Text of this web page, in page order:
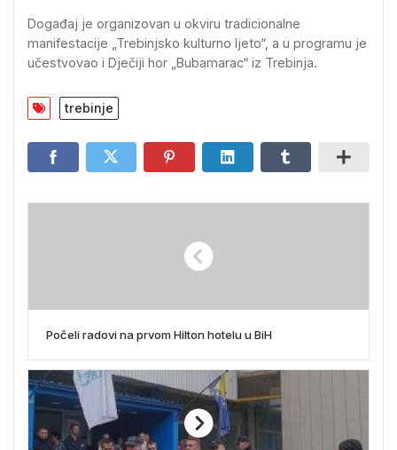
Događaj je organizovan u okviru tradicionalne
manifestacije „Trebinjsko kulturno ljeto“, a u programu je
učestvovao i Dječiji hor „Bubamarac“ iz Trebinja.
trebinje
Počeli radovi na prvom Hilton hotelu u BiH